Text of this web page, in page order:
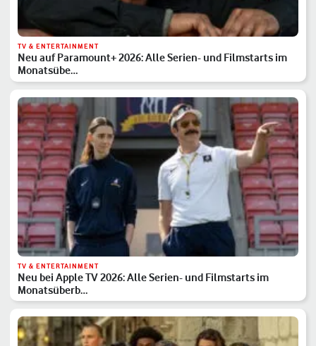
TV & ENTERTAINMENT
Neu auf Paramount+ 2026: Alle Serien- und Filmstarts im
Monatsübe…
TV & ENTERTAINMENT
Neu bei Apple TV 2026: Alle Serien- und Filmstarts im
Monatsüberb…